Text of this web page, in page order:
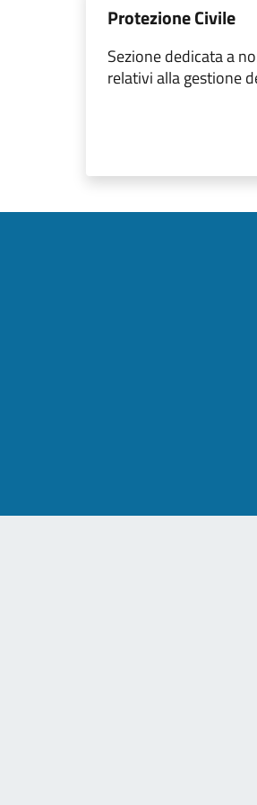
Protezione Civile
Sezione dedicata a
relativi alla gestione